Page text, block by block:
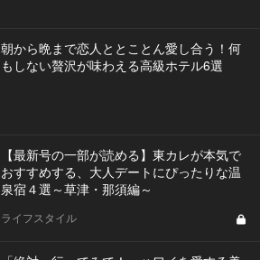
朝から晩まで恋人ととことん愛し合う！何
もしない贅沢が味わえる高級ホテル6選
【最新号の一部が読める】東カレが本気で
おすすめする、大人デートにぴったりな温
泉宿４選～草津・那須編～
ライフスタイル